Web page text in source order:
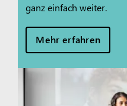
ganz einfach weiter.
Mehr erfahren